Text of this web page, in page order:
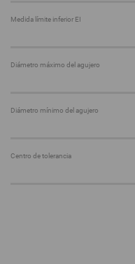
Medida límite inferior EI
Diámetro máximo del agujero
Diámetro mínimo del agujero
Centro de tolerancia